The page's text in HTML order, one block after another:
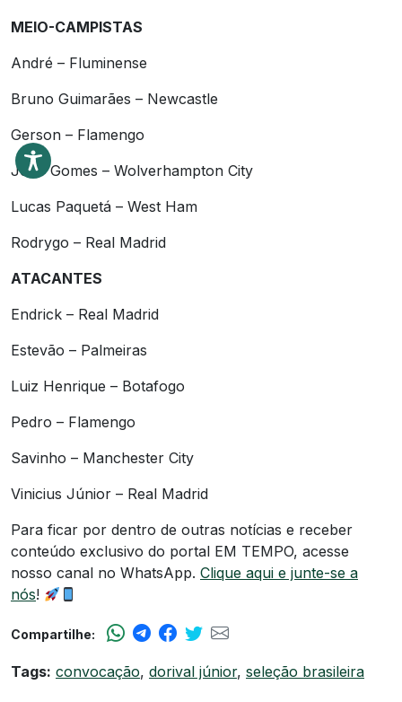
MEIO-CAMPISTAS
André – Fluminense
Bruno Guimarães – Newcastle
Gerson – Flamengo
Joao Gomes – Wolverhampton City
Lucas Paquetá – West Ham
Rodrygo – Real Madrid
ATACANTES
Endrick – Real Madrid
Estevão – Palmeiras
Luiz Henrique – Botafogo
Pedro – Flamengo
Savinho – Manchester City
Vinicius Júnior – Real Madrid
Para ficar por dentro de outras notícias e receber
conteúdo exclusivo do portal EM TEMPO, acesse
nosso canal no WhatsApp. Clique aqui e junte-se a
nós!
Compartilhe:
Tags: convocação, dorival júnior, seleção brasileira